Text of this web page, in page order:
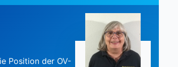
Position der OV-